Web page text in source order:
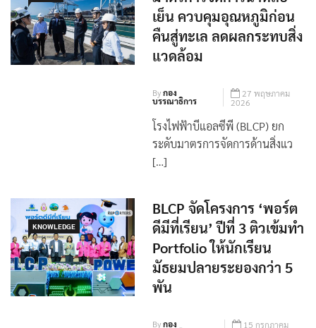
ENERGY
โรงไฟฟ้าบีแอลซีพี ชู
มาตรการจัดการน้ำหล่อ
เย็น ควบคุมอุณหภูมิก่อน
คืนสู่ทะเล ลดผลกระทบสิ่ง
แวดล้อม
Byกอง
บรรณาธิการ
27 พฤษภาคม
2026
โรงไฟฟ้าบีแอลซีพี (BLCP) ยก
KNOWLEDGE
BLCP จัดโครงการ ‘พอร์ต
ดีมีที่เรียน’ ปีที่ 3 ติวเข้มทำ
Portfolio ให้นักเรียน
มัธยมปลายระยองกว่า 5
พัน